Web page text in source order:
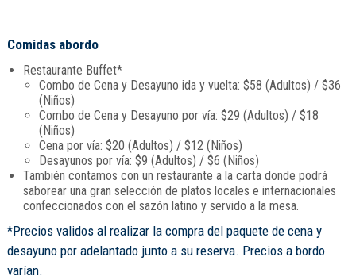
Comidas abordo
Restaurante Buffet*
Combo de Cena y Desayuno ida y vuelta: $58 (Adultos) / $36
(Niños)
Combo de Cena y Desayuno por vía: $29 (Adultos) / $18
(Niños)
Cena por vía: $20 (Adultos) / $12 (Niños)
Desayunos por vía: $9 (Adultos) / $6 (Niños)
También contamos con un restaurante a la carta donde podrá
saborear una gran selección de platos locales e internacionales
confeccionados con el sazón latino y servido a la mesa.
*Precios validos al realizar la compra del paquete de cena y
desayuno por adelantado junto a su reserva. Precios a bordo
varían.